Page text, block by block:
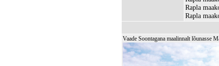
Rapla
Rapla
Vaade Soontagana maalinnalt lõunasse